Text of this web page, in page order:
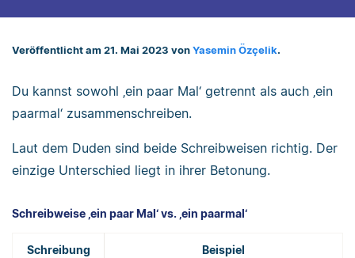
Veröffentlicht am 21. Mai 2023 von Yasemin Özçelik.
Du kannst sowohl ‚ein paar Mal‘ getrennt als auch ‚ein
paarmal‘ zusammenschreiben.
Laut dem Duden sind beide Schreibweisen richtig. Der
einzige Unterschied liegt in ihrer Betonung.
Schreibweise ‚ein paar Mal‘ vs. ‚ein paarmal‘
Schreibung Beispiel